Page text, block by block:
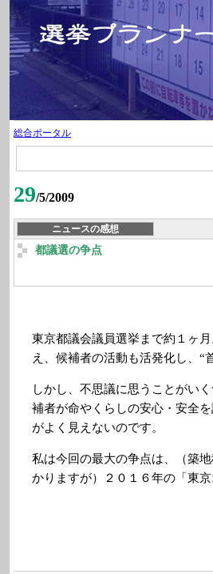
総合ポータル
29/5/2009
ニュースの感想
都議選の争点
東京都議会議員選挙まで約１ヶ
え、候補者の活動も活発化し、“
しかし、不思議に思うことがい
補者が命やくらしの安心・安全
がよく見えないのです。
私は今回の最大の争点は、（築
かりますが）２０１６年の「東